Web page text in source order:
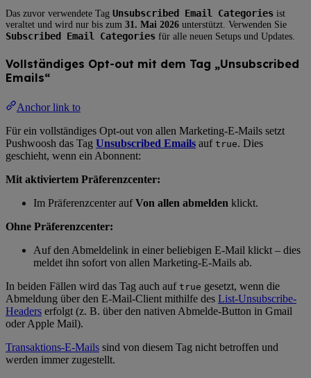
Das zuvor verwendete Tag Unsubscribed Email Categories ist
veraltet und wird nur bis zum 31. Mai 2026 unterstützt. Verwenden Sie
Subscribed Email Categories für alle neuen Setups und Updates.
Vollständiges Opt-out mit dem Tag „Unsubscribed
Emails“
Anchor link to
Für ein vollständiges Opt-out von allen Marketing-E-Mails setzt
Pushwoosh das Tag Unsubscribed Emails auf true. Dies
geschieht, wenn ein Abonnent:
Mit aktiviertem Präferenzcenter:
Im Präferenzcenter aufVon allen abmelden klickt.
Ohne Präferenzcenter:
Auf den Abmeldelink in einer beliebigen E-Mail klickt – dies
meldet ihn sofort von allen Marketing-E-Mails ab.
In beiden Fällen wird das Tag auch auf true gesetzt, wenn die
Abmeldung über den E-Mail-Client mithilfe des List-Unsubscribe-
Headers erfolgt (z. B. über den nativen Abmelde-Button in Gmail
oder Apple Mail).
Transaktions-E-Mails sind von diesem Tag nicht betroffen und
werden immer zugestellt.